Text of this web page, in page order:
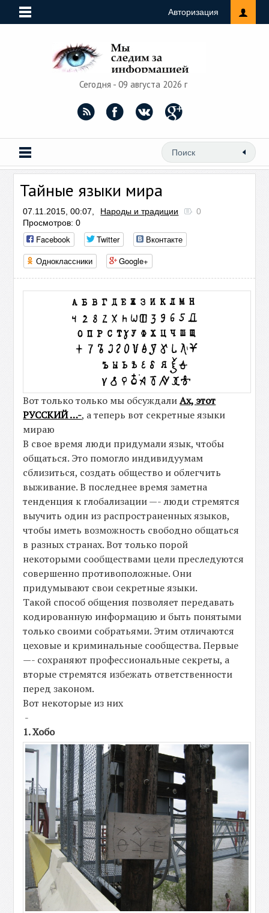
Авторизация
Сегодня - 09 августа 2026 г
Тайные языки мира
07.11.2015, 00:07, Народы и традиции
0
Просмотров: 0
Facebook Twitter
Вконтакте
Одноклассники
Google+
Вот только только мы обсуждалиАх, этот
РУССКИЙ …-, а теперь вот секретные языки
мираю
В свое время люди придумали язык, чтобы
общаться. Это помогло индивидуумам
сблизиться, создать общество и облегчить
выживание. В последнее время заметна
тенденция к глобализации —- люди стремятся
выучить один из распространенных языков,
чтобы иметь возможность свободно общаться
в разных странах. Вот только порой
некоторыми сообществами цели преследуются
совершенно противоположные. Они
придумывают свои секретные языки.
Такой способ общения позволяет передавать
кодированную информацию и быть понятыми
только своими собратьями. Этим отличаются
цеховые и криминальные сообщества. Первые
—- сохраняют профессиональные секреты, а
вторые стремятся избежать ответственности
перед законом.
Вот некоторые из них
-
1. Хобо